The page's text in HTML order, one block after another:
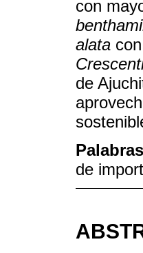
con
alata
de
de